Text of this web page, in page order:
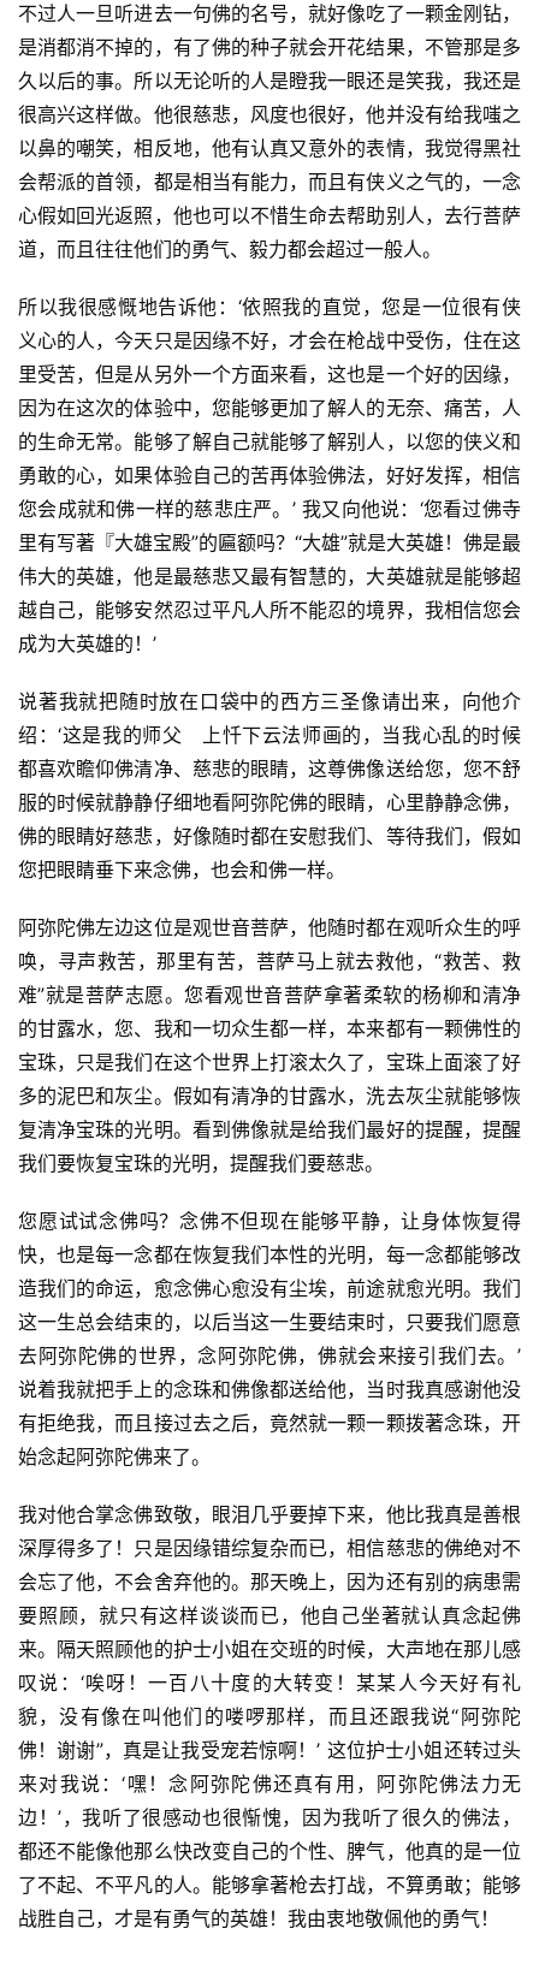
资
讯
八
点
僧
音
僧
访
谈
心
乐
菩
提
专
题
益
慈
善
佛
教
物
寺
院
巡
礼
视
频
纪
录
佛
教
艺
术
策
法
规
免
责
声
明
不过人一旦听进去一句佛的名号，就好像吃了一颗金刚钻，
是消都消不掉的，有了佛的种子就会开花结果，不管那是多
久以后的事。所以无论听的人是瞪我一眼还是笑我，我还是
很高兴这样做。他很慈悲，风度也很好，他并没有给我嗤之
以鼻的嘲笑，相反地，他有认真又意外的表情，我觉得黑社
会帮派的首领，都是相当有能力，而且有侠义之气的，一念
心假如回光返照，他也可以不惜生命去帮助别人，去行菩萨
道，而且往往他们的勇气、毅力都会超过一般人。
所以我很感慨地告诉他：‘依照我的直觉，您是一位很有侠
义心的人，今天只是因缘不好，才会在枪战中受伤，住在这
里受苦，但是从另外一个方面来看，这也是一个好的因缘，
因为在这次的体验中，您能够更加了解人的无奈、痛苦，人
的生命无常。能够了解自己就能够了解别人，以您的侠义和
勇敢的心，如果体验自己的苦再体验佛法，好好发挥，相信
您会成就和佛一样的慈悲庄严。’ 我又向他说：‘您看过佛寺
里有写著『大雄宝殿”的匾额吗？“大雄”就是大英雄！佛是最
伟大的英雄，他是最慈悲又最有智慧的，大英雄就是能够超
越自己，能够安然忍过平凡人所不能忍的境界，我相信您会
成为大英雄的！’
说著我就把随时放在口袋中的西方三圣像请出来，向他介
绍：‘这是我的师父　上忏下云法师画的，当我心乱的时候
都喜欢瞻仰佛清净、慈悲的眼睛，这尊佛像送给您，您不舒
服的时候就静静仔细地看阿弥陀佛的眼睛，心里静静念佛，
佛的眼睛好慈悲，好像随时都在安慰我们、等待我们，假如
您把眼睛垂下来念佛，也会和佛一样。
阿弥陀佛左边这位是观世音菩萨，他随时都在观听众生的呼
唤，寻声救苦，那里有苦，菩萨马上就去救他，“救苦、救
难”就是菩萨志愿。您看观世音菩萨拿著柔软的杨柳和清净
的甘露水，您、我和一切众生都一样，本来都有一颗佛性的
宝珠，只是我们在这个世界上打滚太久了，宝珠上面滚了好
多的泥巴和灰尘。假如有清净的甘露水，洗去灰尘就能够恢
复清净宝珠的光明。看到佛像就是给我们最好的提醒，提醒
我们要恢复宝珠的光明，提醒我们要慈悲。
您愿试试念佛吗？念佛不但现在能够平静，让身体恢复得
快，也是每一念都在恢复我们本性的光明，每一念都能够改
造我们的命运，愈念佛心愈没有尘埃，前途就愈光明。我们
这一生总会结束的，以后当这一生要结束时，只要我们愿意
去阿弥陀佛的世界，念阿弥陀佛，佛就会来接引我们去。’
说着我就把手上的念珠和佛像都送给他，当时我真感谢他没
有拒绝我，而且接过去之后，竟然就一颗一颗拨著念珠，开
始念起阿弥陀佛来了。
我对他合掌念佛致敬，眼泪几乎要掉下来，他比我真是善根
深厚得多了！只是因缘错综复杂而已，相信慈悲的佛绝对不
会忘了他，不会舍弃他的。那天晚上，因为还有别的病患需
要照顾，就只有这样谈谈而已，他自己坐著就认真念起佛
来。隔天照顾他的护士小姐在交班的时候，大声地在那儿感
叹说：‘唉呀！一百八十度的大转变！某某人今天好有礼
貌，没有像在叫他们的喽啰那样，而且还跟我说“阿弥陀
佛！谢谢”，真是让我受宠若惊啊！’ 这位护士小姐还转过头
来对我说：‘嘿！念阿弥陀佛还真有用，阿弥陀佛法力无
边！’，我听了很感动也很惭愧，因为我听了很久的佛法，
都还不能像他那么快改变自己的个性、脾气，他真的是一位
了不起、不平凡的人。能够拿著枪去打战，不算勇敢；能够
战胜自己，才是有勇气的英雄！我由衷地敬佩他的勇气！